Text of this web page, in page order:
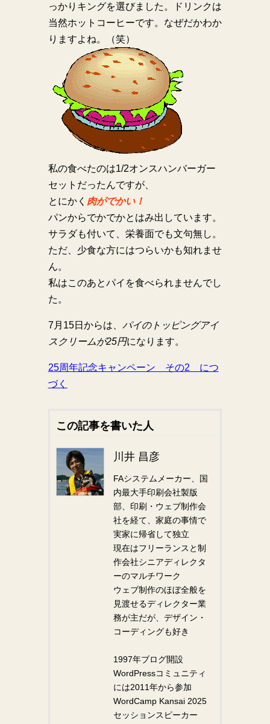
っかりキングを選びました。ドリンクは
当然ホットコーヒーです。なぜだかわか
りますよね。（笑）
私の食べたのは1/2オンスハンバーガー
セットだったんですが、
とにかく 肉がでかい！
パンからでかでかとはみ出しています。
サラダも付いて、栄養面でも文句無し。
ただ、少食な方にはつらいかも知れませ
ん。
私はこのあとパイを食べられませんでし
た。
7月15日からは、 パイのトッピングアイ
スクリームが25円になります。
25周年記念キャンペーン その2 につ
づく
この記事を書いた人
川井 昌彦
FAシステムメーカー、国
内最大手印刷会社製版
部、印刷・ウェブ制作会
社を経て、家庭の事情で
実家に帰省して独立
現在はフリーランスと制
作会社シニアディレクタ
ーのマルチワーク
ウェブ制作のほぼ全般を
見渡せるディレクター業
務が主だが、デザイン・
コーディングも好き
1997年ブログ開設
WordPressコミュニティ
には2011年から参加
WordCamp Kansai 2025
セッションスピーカー